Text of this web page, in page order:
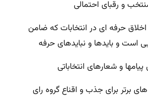
و رقبای احتمالی
حرفه ای در انتخابات که ضامن
است و بایدها و نبایدهای حرفه
و شعارهای انتخاباتی
برتر برای جذب و اقناع گروه رای